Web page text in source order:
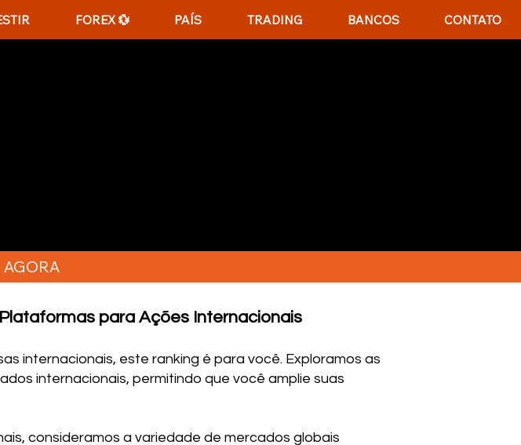
FOREX 💱 PAÍS TRADING BANCOS CONTATO
para Ações Internacionais
internacionais, este ranking é para você. Exploramos as
internacionais, permitindo que você amplie suas
consideramos a variedade de mercados globais